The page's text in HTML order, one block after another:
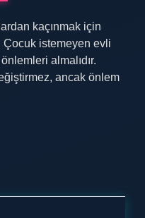
kaçınmak için
Çocuk istemeyen evli
almalıdır.
ancak önlem